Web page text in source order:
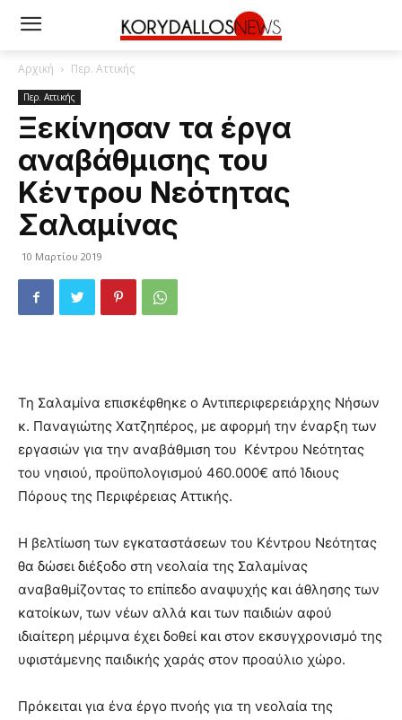
Αρχική Περ. Αττικής
Περ. Αττικής
Ξεκίνησαν τα έργα
αναβάθμισης του
Κέντρου Νεότητας
Σαλαμίνας
10 Μαρτίου 2019
Τη Σαλαμίνα επισκέφθηκε ο Αντιπεριφερειάρχης Νήσων
κ. Παναγιώτης Χατζηπέρος, με αφορμή την έναρξη των
εργασιών για την αναβάθμιση του Κέντρου Νεότητας
του νησιού, προϋπολογισμού 460.000€ από Ίδιους
Πόρους της Περιφέρειας Αττικής.
Η βελτίωση των εγκαταστάσεων του Κέντρου Νεότητας
θα δώσει διέξοδο στη νεολαία της Σαλαμίνας
αναβαθμίζοντας το επίπεδο αναψυχής και άθλησης των
κατοίκων, των νέων αλλά και των παιδιών αφού
ιδιαίτερη μέριμνα έχει δοθεί και στον εκσυγχρονισμό της
υφιστάμενης παιδικής χαράς στον προαύλιο χώρο.
Πρόκειται για ένα έργο πνοής για τη νεολαία της